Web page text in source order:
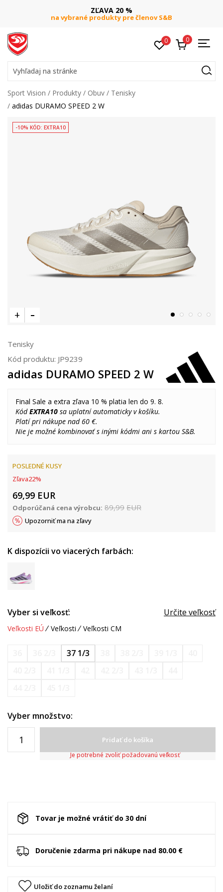
ZĽAVA 20 %
na vybrané produkty pre členov S&B
0 0
Vyhľadaj na stránke
Sport Vision Produkty Obuv
Tenisky
adidas DURAMO SPEED 2 W
-10% KÓD: EXTRA10
Tenisky
Kód produktu: JP9239
adidas DURAMO SPEED 2 W
Final Sale a extra zľava 10 % platia len do 9. 8.
KódEXTRA10 sa uplatní automaticky v košíku.
Platí pri nákupe nad 60 €.
Nie je možné kombinovať s inými kódmi ani s kartou S&B.
POSLEDNÉ KUSY
Zľava22%
69,99 EUR
Odporúčaná cena výrobcu: 89,99 EUR
Upozorniť ma na zľavy
K dispozícii vo viacerých farbách:
Vyber si veľkosť: Určite veľkosť
Veľkosti EÚ Veľkosti Veľkosti CM
37 1/3
Vyber množstvo:
Pridať do košíka
Je potrebné zvoliť požadovanú veľkosť
Tovar je možné vrátiť do 30 dní
Doručenie zdarma pri nákupe nad 80.00 €
Uložiť do zoznamu želaní